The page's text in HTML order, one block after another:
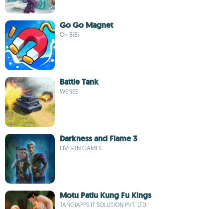
Go Go Magnet
Oh BiBi
Battle Tank
WENEE
Darkness and Flame 3
FIVE-BN GAMES
Motu Patlu Kung Fu Kings
TANGIAPPS IT SOLUTION PVT. LTD.